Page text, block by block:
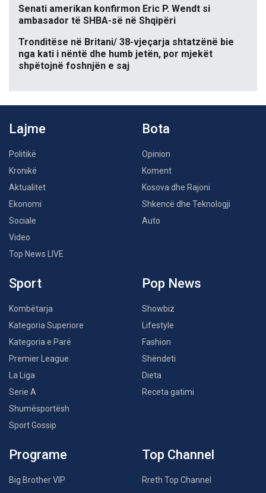
Senati amerikan konfirmon Eric P. Wendt si
ambasador të SHBA-së në Shqipëri
Tronditëse në Britani/ 38-vjeçarja shtatzënë bie
nga kati i nëntë dhe humb jetën, por mjekët
shpëtojnë foshnjën e saj
Lajme
Politikë
Kronikë
Aktualitet
Ekonomi
Sociale
Video
Top News LIVE
Bota
Opinion
Koment
Kosova dhe Rajoni
Shkencë dhe Teknologji
Auto
Sport
Kombëtarja
Kategoria Superiore
Kategoria e Parë
Premier League
La Liga
Serie A
Shumësportësh
Sport Gossip
Pop News
Showbiz
Lifestyle
Fashion
Shëndeti
Dieta
Receta gatimi
Programe
Big Brother VIP
Top Channel
Rreth Top Channel